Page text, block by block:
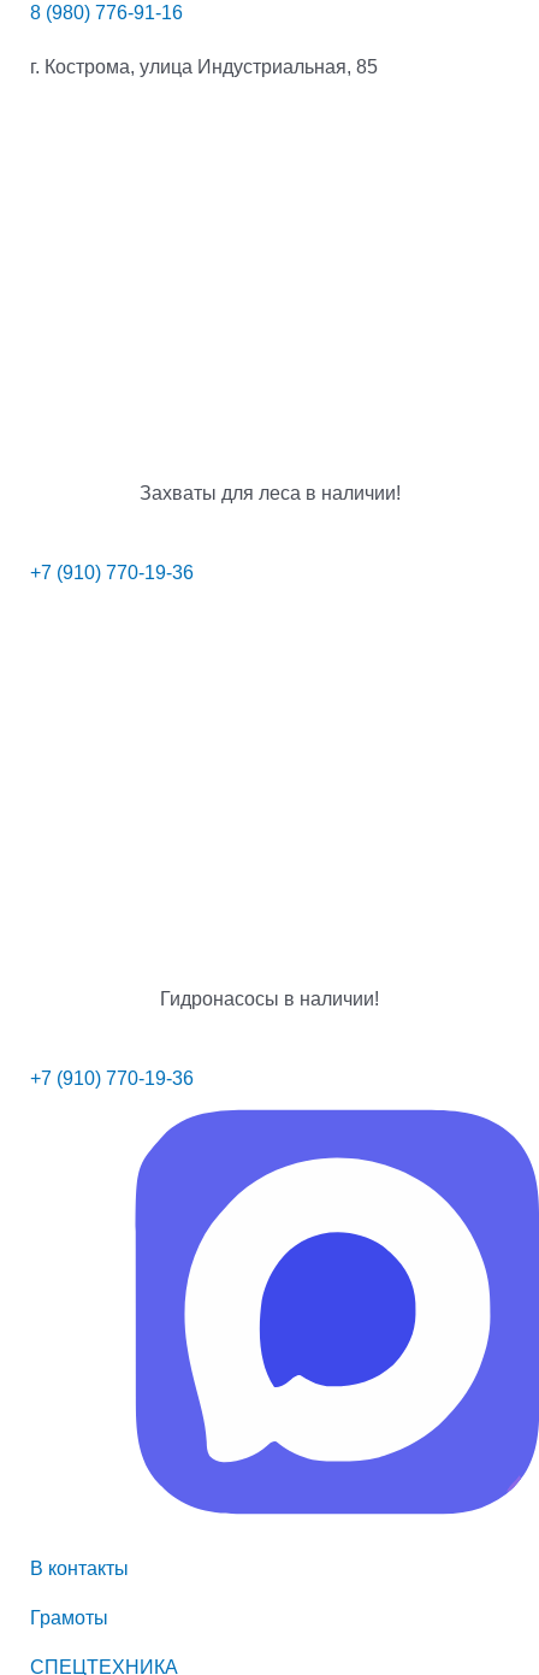
8 (980) 776-91-16
г. Кострома, улица Индустриальная, 85
Захваты для леса в наличии!
+7 (910) 770-19-36
Гидронасосы в наличии!
+7 (910) 770-19-36
В контакты
Грамоты
СПЕЦТЕХНИКА